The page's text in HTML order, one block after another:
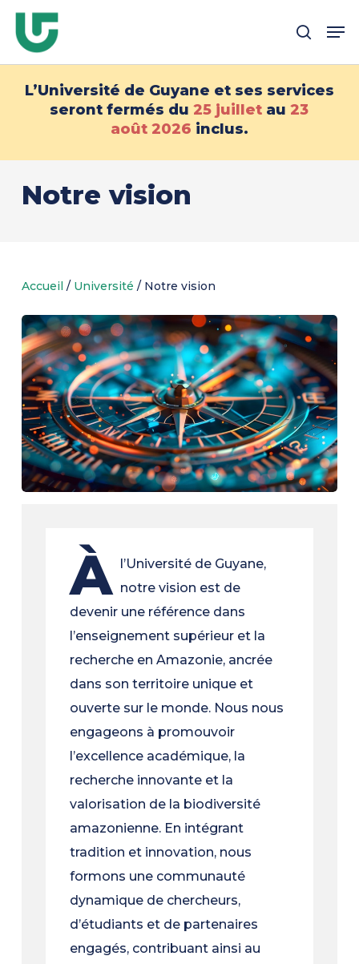
Passer
principalL’Université de Guyane et ses services
seront fermés du25 juillet au23
août 2026 inclus.
Notre vision
Accueil / Université / Notre vision
À
l’Université de Guyane,
notre vision est de
devenir une référence dans
l’enseignement supérieur et la
recherche en Amazonie, ancrée
dans son territoire unique et
ouverte sur le monde. Nous nous
engageons à promouvoir
l’excellence académique, la
recherche innovante et la
valorisation de la biodiversité
amazonienne. En intégrant
tradition et innovation, nous
formons une communauté
dynamique de chercheurs,
d’étudiants et de partenaires
engagés, contribuant ainsi au